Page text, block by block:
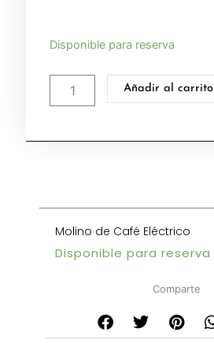
Disponible para reserva
Molino
Café
Eléctrico
cantidad
Añadir al carrito
Molino de Café Eléctrico
Disponible para reserva
Comparte